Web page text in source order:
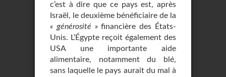
c’est à dire que ce pays est, après
Israël, le deuxième bénéficiaire de la
« générosité »financière des États-
Unis. L’Égypte reçoit également des
USA une importante aide
alimentaire, notamment du blé,
sans laquelle le pays aurait du mal à